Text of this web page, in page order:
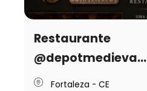
Restaurante
@depotmedieva...
Fortaleza - CE